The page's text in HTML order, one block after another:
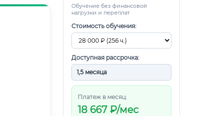
Обучение без финансовой
нагрузки и переплат
Стоимость обучения:
Доступная рассрочка:
Платеж в месяц:
18 667₽/мес